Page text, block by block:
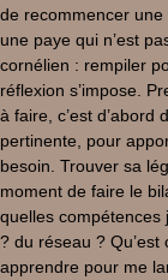
de recommencer
une paye qui n’est
cornélien : rempiler
réflexion s’impose.
à faire, c’est
pertinente, pour
besoin. Trouver sa
moment de faire le
quelles compétences
? du réseau ? Qu’est
apprendre pour me